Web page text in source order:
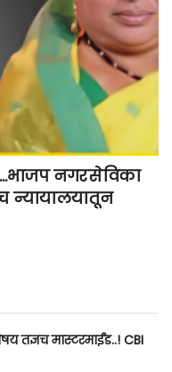
नगरसेविका
न्यायालयातून
तज्ञच मास्टरमाईंड..! CBI